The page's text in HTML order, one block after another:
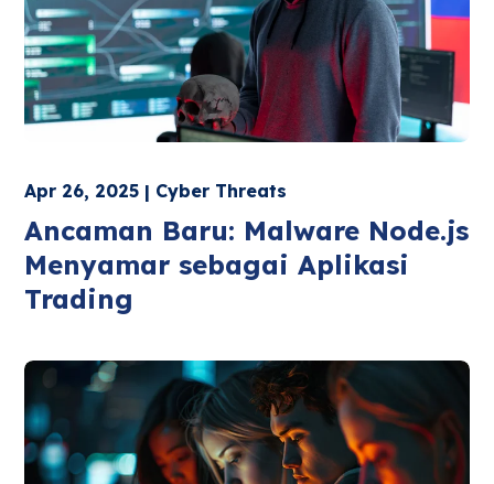
Apr 26, 2025 | Cyber Threats
Ancaman Baru: Malware Node.js
Menyamar sebagai Aplikasi
Trading